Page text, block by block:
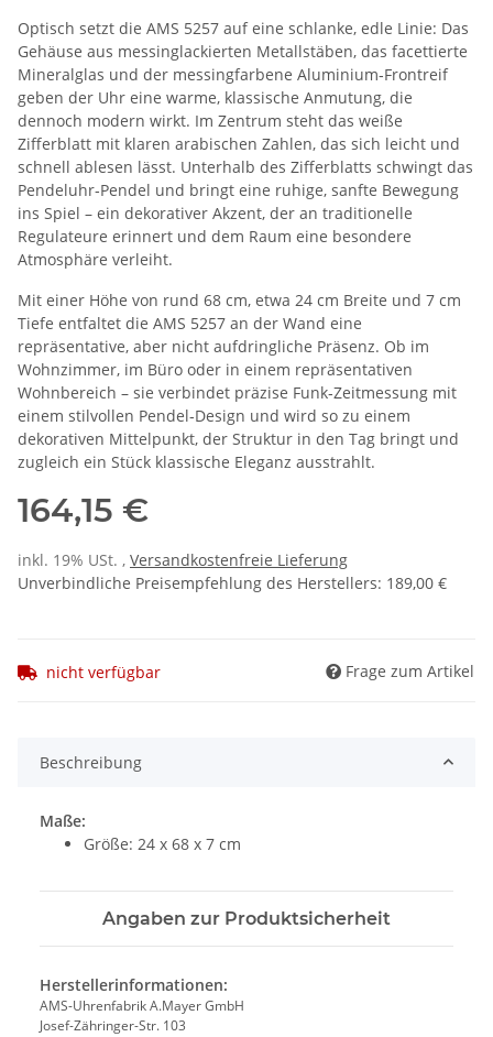
Optisch setzt die AMS 5257 auf eine schlanke, edle Linie: Das
Gehäuse aus messinglackierten Metallstäben, das facettierte
Mineralglas und der messingfarbene Aluminium‑Frontreif
geben der Uhr eine warme, klassische Anmutung, die
dennoch modern wirkt. Im Zentrum steht das weiße
Zifferblatt mit klaren arabischen Zahlen, das sich leicht und
schnell ablesen lässt. Unterhalb des Zifferblatts schwingt das
Pendeluhr‑Pendel und bringt eine ruhige, sanfte Bewegung
ins Spiel – ein dekorativer Akzent, der an traditionelle
Regulateure erinnert und dem Raum eine besondere
Atmosphäre verleiht.
Mit einer Höhe von rund 68 cm, etwa 24 cm Breite und 7 cm
Tiefe entfaltet die AMS 5257 an der Wand eine
repräsentative, aber nicht aufdringliche Präsenz. Ob im
Wohnzimmer, im Büro oder in einem repräsentativen
Wohnbereich – sie verbindet präzise Funk‑Zeitmessung mit
einem stilvollen Pendel‑Design und wird so zu einem
dekorativen Mittelpunkt, der Struktur in den Tag bringt und
zugleich ein Stück klassische Eleganz ausstrahlt.
164,15 €
inkl. 19% USt. , Versandkostenfreie Lieferung
Unverbindliche Preisempfehlung des Herstellers: 189,00 €
nicht verfügbar Frage zum Artikel
Beschreibung
Maße:
Größe: 24 x 68 x 7 cm
Angaben zur Produktsicherheit
Herstellerinformationen:
AMS-Uhrenfabrik A.Mayer GmbH
Josef-Zähringer-Str. 103